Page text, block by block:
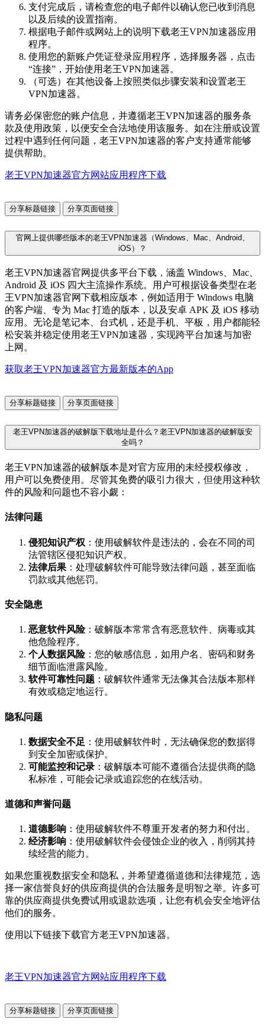
支付完成后，请检查您的电子邮件以确认您已收到消息
以及后续的设置指南。
根据电子邮件或网站上的说明下载老王VPN加速器应用
程序。
使用您的新账户凭证登录应用程序，选择服务器，点击
“连接”，开始使用老王VPN加速器。
（可选）在其他设备上按照类似步骤安装和设置老王
VPN加速器。
请务必保密您的账户信息，并遵循老王VPN加速器的服务条
款及使用政策，以便安全合法地使用该服务。如在注册或设置
过程中遇到任何问题，老王VPN加速器的客户支持通常能够
提供帮助。
老王VPN加速器官方网站应用程序下载
分享标题链接 分享页面链接
官网上提供哪些版本的老王VPN加速器（Windows、Mac、Android、
iOS）？
老王VPN加速器官网提供多平台下载，涵盖 Windows、Mac、
Android 及 iOS 四大主流操作系统。用户可根据设备类型在老
王VPN加速器官网下载相应版本，例如适用于 Windows 电脑
的客户端、专为 Mac 打造的版本，以及安卓 APK 及 iOS 移动
应用。无论是笔记本、台式机，还是手机、平板，用户都能轻
松安装并稳定使用老王VPN加速器，实现跨平台加速与加密
上网。
获取老王VPN加速器官方最新版本的App
分享标题链接 分享页面链接
老王VPN加速器的破解版下载地址是什么？老王VPN加速器的破解版安
全吗？
老王VPN加速器的破解版本是对官方应用的未经授权修改，
用户可以免费使用。尽管其免费的吸引力很大，但使用这种软
件的风险和问题也不容小觑：
法律问题
侵犯知识产权 ：使用破解软件是违法的，会在不同的司
法管辖区侵犯知识产权。
法律后果 ：处理破解软件可能导致法律问题，甚至面临
罚款或其他惩罚。
安全隐患
恶意软件风险：破解版本常常含有恶意软件、病毒或其
他危险程序。
个人数据风险：您的敏感信息，如用户名、密码和财务
细节面临泄露风险。
软件可靠性问题 ：破解软件通常无法像其合法版本那样
有效或稳定地运行。
隐私问题
数据安全不足 ：使用破解软件时，无法确保您的数据得
到安全加密或保护。
可能监控和记录 ：破解版本可能不遵循合法提供商的隐
私标准，可能会记录或追踪您的在线活动。
道德和声誉问题
道德影响 ：使用破解软件不尊重开发者的努力和付出。
经济影响 ：使用破解软件会侵蚀企业的收入，削弱其持
续经营的能力。
如果您重视数据安全和隐私，并希望遵循道德和法律规范，选
择一家信誉良好的供应商提供的合法服务是明智之举。许多可
靠的供应商提供免费试用或退款选项，让您有机会安全地评估
他们的服务。
使用以下链接下载官方老王VPN加速器。
老王VPN加速器官方网站应用程序下载
分享标题链接 分享页面链接